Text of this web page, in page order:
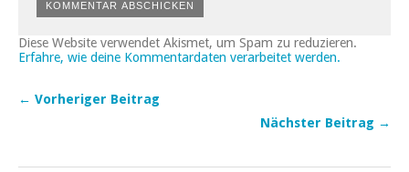
Diese Website verwendet Akismet, um Spam zu reduzieren.
Erfahre, wie deine Kommentardaten verarbeitet werden.
← Vorheriger Beitrag
Nächster Beitrag →